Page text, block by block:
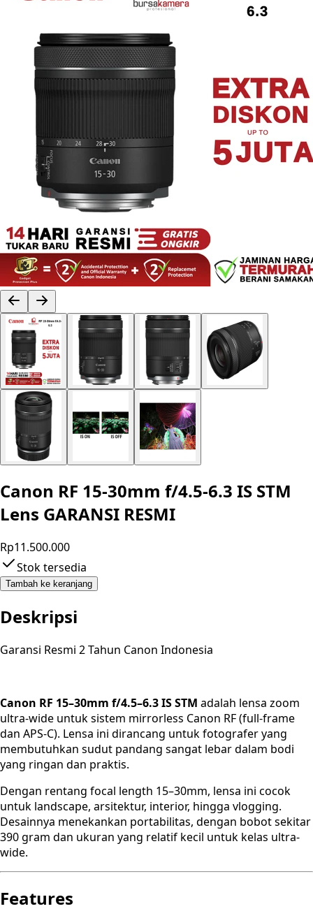
Canon RF 15-30mm f/4.5-6.3 IS STM
Lens GARANSI RESMI
Rp11.500.000
Stok tersedia
Tambah ke keranjang
Deskripsi
Garansi Resmi 2 Tahun Canon Indonesia
Canon RF 15–30mm f/4.5–6.3 IS STM adalah lensa zoom
ultra-wide untuk sistem mirrorless Canon RF (full-frame
dan APS-C). Lensa ini dirancang untuk fotografer yang
membutuhkan sudut pandang sangat lebar dalam bodi
yang ringan dan praktis.
Dengan rentang focal length 15–30mm, lensa ini cocok
untuk landscape, arsitektur, interior, hingga vlogging.
Desainnya menekankan portabilitas, dengan bobot sekitar
390 gram dan ukuran yang relatif kecil untuk kelas ultra-
wide.
Features